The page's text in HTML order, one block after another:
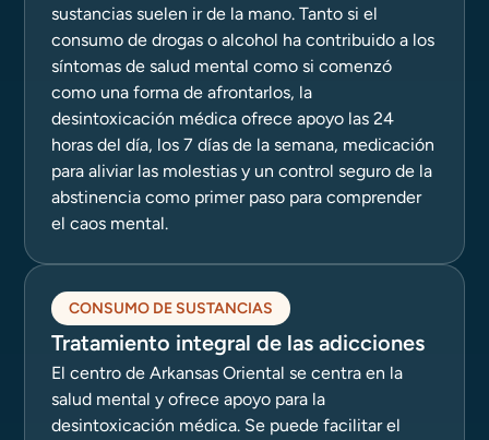
sustancias suelen ir de la mano. Tanto si el
consumo de drogas o alcohol ha contribuido a los
síntomas de salud mental como si comenzó
como una forma de afrontarlos, la
desintoxicación médica ofrece apoyo las 24
horas del día, los 7 días de la semana, medicación
para aliviar las molestias y un control seguro de la
abstinencia como primer paso para comprender
el caos mental.
CONSUMO DE SUSTANCIAS
Tratamiento integral de las adicciones
El centro de Arkansas Oriental se centra en la
salud mental y ofrece apoyo para la
desintoxicación médica. Se puede facilitar el